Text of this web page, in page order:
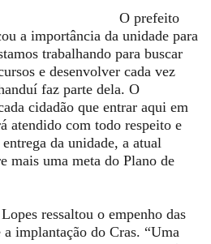
O prefeito
a importância da unidade para
trabalhando para buscar
e desenvolver cada vez
faz parte dela. O
cidadão que entrar aqui em
atendido com todo respeito e
da unidade, a atual
mais uma meta do Plano de
ressaltou o empenho das
implantação do Cras. “Uma